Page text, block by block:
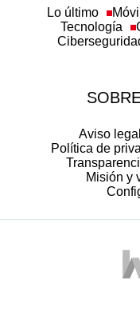
Lo último
Tecnología
Aviso
Política de
Misión y